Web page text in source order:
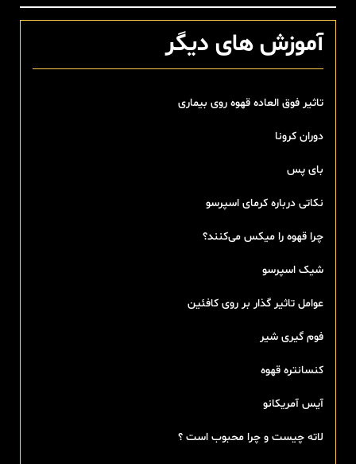
آموزش های دیگر
تاثیر فوق العاده قهوه روی بیماری
دوران کرونا
بای پس
نکاتی درباره کرمای اسپرسو
چرا قهوه را میکس می‌کنند؟
شیک اسپرسو
عوامل تاثیر گذار بر روی کافئین
فوم گیری شیر
کنسانتره قهوه
آیس آمریکانو
لاته چیست و چرا محبوب است ؟